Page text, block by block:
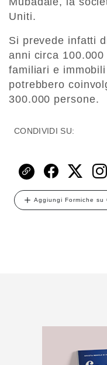
Uniti.
Si prevede infatti
anni circa
familiari e
potrebbero
300.000 persone.
CONDIVIDI SU:
Aggiungi Formiche su